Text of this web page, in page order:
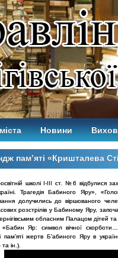
Новини
пам’яті «Кришталева
школі І-ІІІ ст. №6 відбулися
Трагедія Бабиного Яру»,
долучились до віршованого
розстрілів у Бабиному Яру,
обласним Палацом дітей
«Бабин Яр: символ вічної
пам’яті жертв Б’абиного Яру в
ін.).